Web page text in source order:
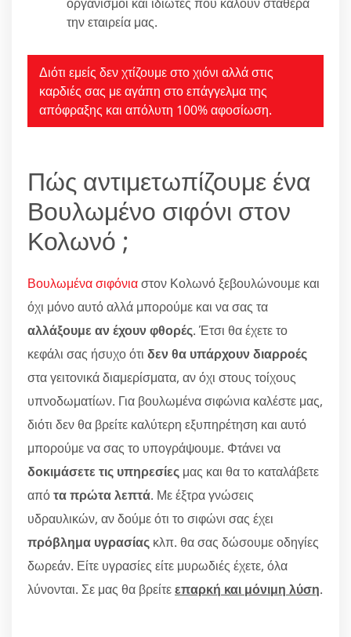
την εταιρεία μας.
Διότι εμείς δεν χτίζουμε στο χιόνι αλλά στις
καρδιές σας με αγάπη στο επάγγελμα της
απόφραξης και απόλυτη 100% αφοσίωση.
Πώς αντιμετωπίζουμε ένα
Βουλωμένο σιφόνι στον
Κολωνό ;
Βουλωμένα σιφόνιαστον Κολωνό ξεβουλώνουμε και
όχι μόνο αυτό αλλά μπορούμε και να σας τα
αλλάξουμε αν έχουν φθορές. Έτσι θα έχετε το
κεφάλι σας ήσυχο ότι δεν θα υπάρχουν διαρροές
στα γειτονικά διαμερίσματα, αν όχι στους τοίχους
υπνοδωματίων. Για βουλωμένα σιφώνια καλέστε μας,
διότι δεν θα βρείτε καλύτερη εξυπηρέτηση και αυτό
μπορούμε να σας το υπογράψουμε. Φτάνει να
δοκιμάσετε τις υπηρεσίες μας και θα το καταλάβετε
απότα πρώτα λεπτά. Με έξτρα γνώσεις
υδραυλικών, αν δούμε ότι το σιφώνι σας έχει
πρόβλημα υγρασίας κλπ. θα σας δώσουμε οδηγίες
δωρεάν. Είτε υγρασίες είτε μυρωδιές έχετε, όλα
λύνονται. Σε μας θα βρείτεεπαρκή και μόνιμη λύση.